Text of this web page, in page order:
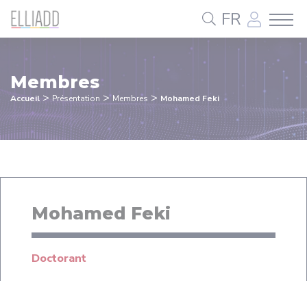
FR
Membres
Accueil > Présentation >Membres > Mohamed Feki
Mohamed Feki
Doctorant
Panneau de gestion des cookies